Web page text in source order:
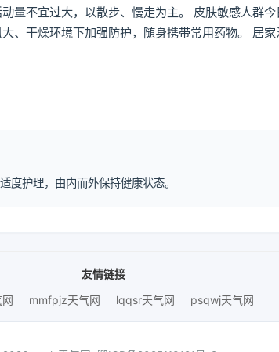
量不宜过大，以散步、慢走为主。 皮肤敏感人群今
、干燥环境下加强防护，随身携带常用药物。 居家
护理，由内而外保持健康状态。
友情链接
mmfpjz天气网 lqqsr天气网 psqwj天气网